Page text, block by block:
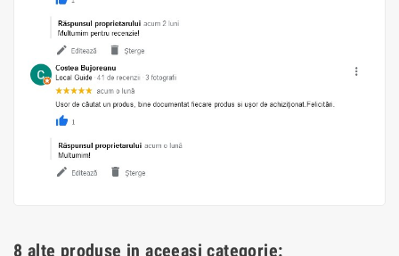
8 alte produse in aceeasi categorie: